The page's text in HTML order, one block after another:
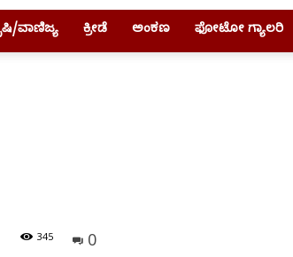
ವಾಣಿಜ್ಯ ಕ್ರೀಡೆ ಅಂಕಣ ಫೋಟೋ ಗ್ಯಾಲರಿ
0
345